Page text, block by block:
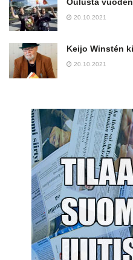
20.10.2021
Keijo Winstén
20.10.2021